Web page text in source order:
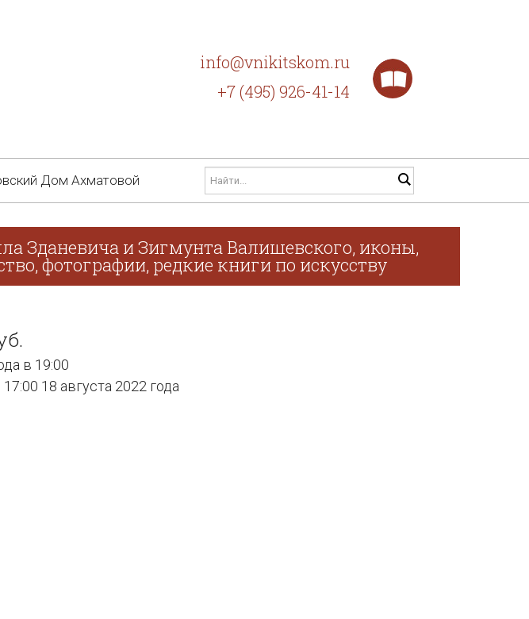
info@vnikitskom.ru
+7 (495) 926-41-14
Дом Ахматовой
Зданевича и Зигмунта Валишевского, иконы,
фотографии, редкие книги по искусству
в 19:00
18 августа 2022 года